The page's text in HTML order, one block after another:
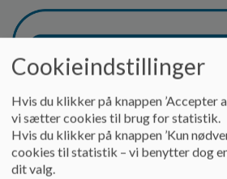
Cookieindstillinger
Hvis du klikker på knappen ’Accepter
vi sætter cookies til brug for statistik.
Hvis du klikker på knappen ’Kun
cookies til statistik – vi benytter dog
dit valg.